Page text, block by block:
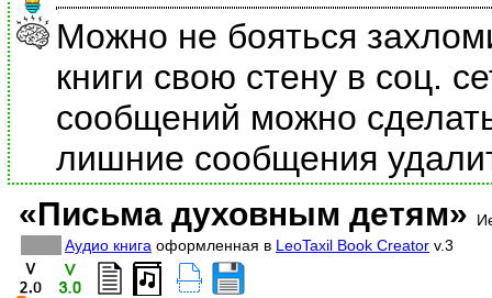
Можно не бояться
книги свою стену в соц.
сообщений можно
лишние сообщения
«Письма духовным детям»
Аудио книга оформленная в LeoTaxil Book Creator v.3